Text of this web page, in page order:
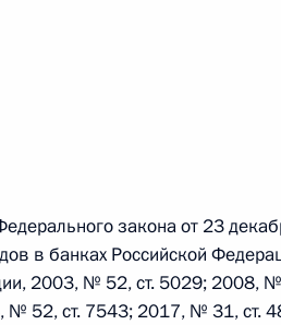
в Федеральный закон «О пробации
закона от 23
в банках Российской
2003, № 52, ст. 5029; 2008,
№ 52, ст. 7543; 2017, № 31, ст.